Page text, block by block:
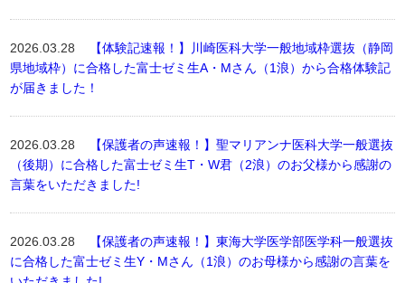
2026.03.28
【体験記速報！】川崎医科大学一般地域枠選抜（静岡
県地域枠）に合格した富士ゼミ生A・Mさん（1浪）から合格体験記
が届きました！
2026.03.28
【保護者の声速報！】聖マリアンナ医科大学一般選抜
（後期）に合格した富士ゼミ生T・W君（2浪）のお父様から感謝の
言葉をいただきました!
2026.03.28
【保護者の声速報！】東海大学医学部医学科一般選抜
に合格した富士ゼミ生Y・Mさん（1浪）のお母様から感謝の言葉を